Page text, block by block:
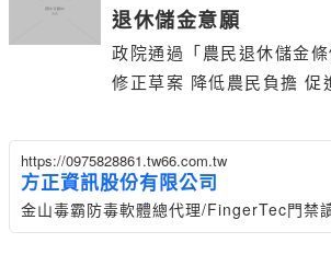
退休儲金意願
政院通過「農民退休儲金
修正草案 降低農民負擔 促
https://0975828861.tw66.com.tw
方正資訊股份有限公司
金山毒霸防毒軟體總代理/FingerTec門禁